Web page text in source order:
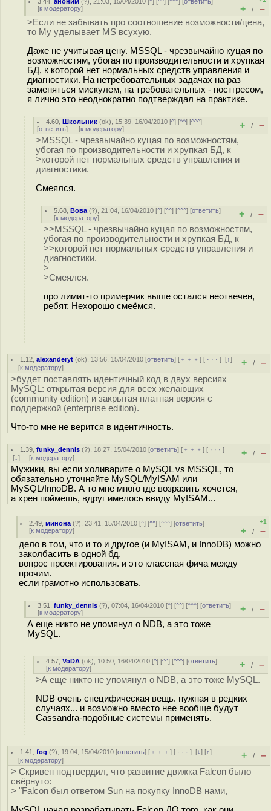
[к модератору] + / –
>Если не забывать про соотношение возможности/цена,
то My уделывает MS всухую.
Даже не учитывая цену. MSSQL - чрезвычайно куцая по
возможностям, убогая по производительности и хрупкая
БД, к которой нет нормальных средств управления и
диагностики. На нетребовательных задачах на раз
заменяться мискулем, на требовательных - постгресом,
я лично это неоднократно подтверждал на практике.
4.60 ,Школьник (ok), 15:39, 16/04/2010 [^] [^^] [^^^]
[ответить] [к модератору] + / –
>MSSQL - чрезвычайно куцая по возможностям,
убогая по производительности и хрупкая БД, к
>которой нет нормальных средств управления и
диагностики.
Смеялся.
5.68 ,Вова (?), 21:04, 16/04/2010 [^] [^^] [^^^] [ответить]
[к модератору] + / –
>>MSSQL - чрезвычайно куцая по возможностям,
убогая по производительности и хрупкая БД, к
>>которой нет нормальных средств управления и
диагностики.
>
>Смеялся.
про лимит-то примерчик выше остался неотвечен,
ребят. Нехорошо смеёмся.
1.12 ,alexanderyt (ok), 13:56, 15/04/2010 [ответить] [ ﹢﹢﹢] [ · · ·][↑]
[к модератору] + / –
>будет поставлять идентичный код в двух версиях
MySQL: открытая версия для всех желающих
(community edition) и закрытая платная версия с
поддержкой (enterprise edition).
Что-то мне не верится в идентичность.
1.39 ,funky_dennis (?), 18:27, 15/04/2010 [ответить] [ ﹢﹢﹢] [ · · ·]
[↓] [к модератору] + / –
Мужики, вы если холиварите о MySQL vs MSSQL, то
обязательно уточняйте MySQL/MyISAM или
MySQL/InnoDB. А то мне много где возразить хочется,
а хрен поймешь, вдруг имелось ввиду MyISAM...
2.49 ,минона (?), 23:41, 15/04/2010 [^] [^^] [^^^] [ответить]
[к модератору]
+1
+ / –
дело в том, что и то и другое (и MyISAM, и InnoDB) можно
заколбасить в одной бд.
вопрос проектирования. и это классная фича между
прочим.
если грамотно использовать.
3.51 ,funky_dennis (?), 07:04, 16/04/2010 [^] [^^] [^^^] [ответить]
[к модератору] + / –
А еще никто не упомянул о NDB, а это тоже
MySQL.
4.57 ,VoDA (ok), 10:50, 16/04/2010 [^] [^^] [^^^] [ответить]
[к модератору] + / –
>А еще никто не упомянул о NDB, а это тоже MySQL.
NDB очень специфическая вещь. нужная в редких
случаях... и возможно вместо нее вообще будут
Cassandra-подобные системы применять.
1.41 ,fog (?), 19:04, 15/04/2010 [ответить] [ ﹢﹢﹢] [ · · ·][↓] [↑]
[к модератору] + / –
> Скривен подтвердил, что развитие движка Falcon было
свёрнуто:
> "Falcon был ответом Sun на покупку InnoDB нами,